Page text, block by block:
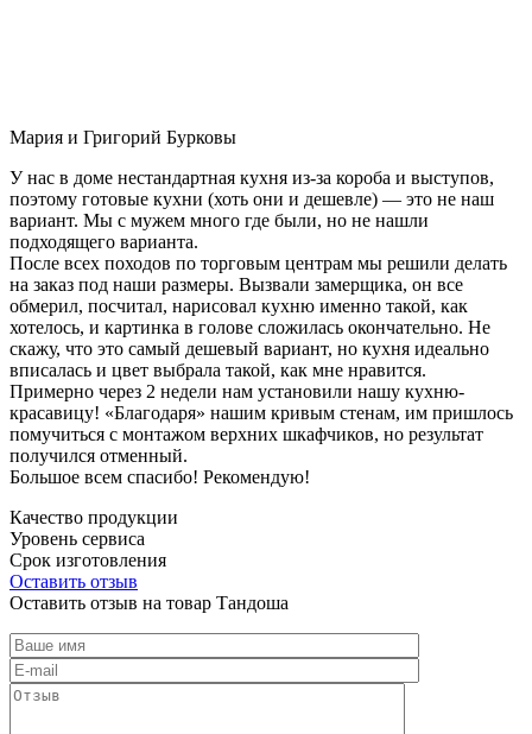
Мария и Григорий Бурковы
У нас в доме нестандартная кухня из-за короба и выступов,
поэтому готовые кухни (хоть они и дешевле) — это не наш
вариант. Мы с мужем много где были, но не нашли
подходящего варианта.
После всех походов по торговым центрам мы решили делать
на заказ под наши размеры. Вызвали замерщика, он все
обмерил, посчитал, нарисовал кухню именно такой, как
хотелось, и картинка в голове сложилась окончательно. Не
скажу, что это самый дешевый вариант, но кухня идеально
вписалась и цвет выбрала такой, как мне нравится.
Примерно через 2 недели нам установили нашу кухню-
красавицу! «Благодаря» нашим кривым стенам, им пришлось
помучиться с монтажом верхних шкафчиков, но результат
получился отменный.
Большое всем спасибо! Рекомендую!
Качество продукции
Уровень сервиса
Срок изготовления
Оставить отзыв
Оставить отзыв на товар Тандоша